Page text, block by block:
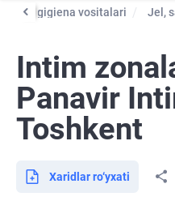
Intim gigiena vositalari Jel,
Intim
Panavir
Toshkent
Xaridlar ro‘yxati